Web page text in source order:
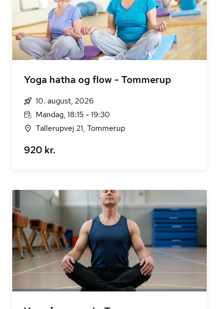
Yoga hatha og flow - Tommerup
10. august, 2026
Mandag, 18:15 - 19:30
Tallerupvej 21, Tommerup
920 kr.